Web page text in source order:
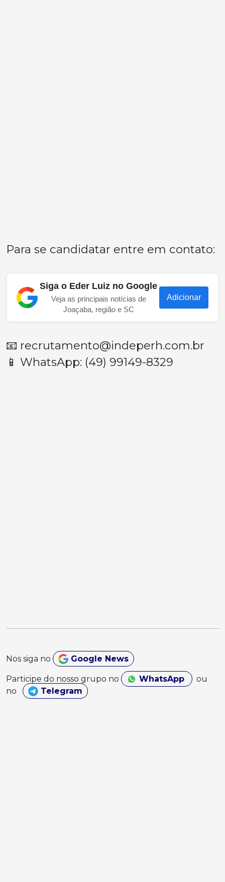
Para se candidatar entre em contato:
Siga o Eder Luiz no Google
Veja as principais notícias de
Joaçaba, região e SC
Adicionar
📧 recrutamento@indeperh.com.br
📱 WhatsApp: (49) 99149-8329
Nos siga no Google News
Participe do nosso grupo no WhatsApp
ou
no
Telegram